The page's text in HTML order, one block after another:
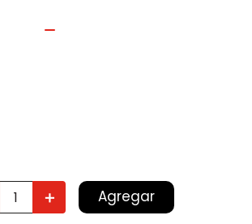
＋ Agregar